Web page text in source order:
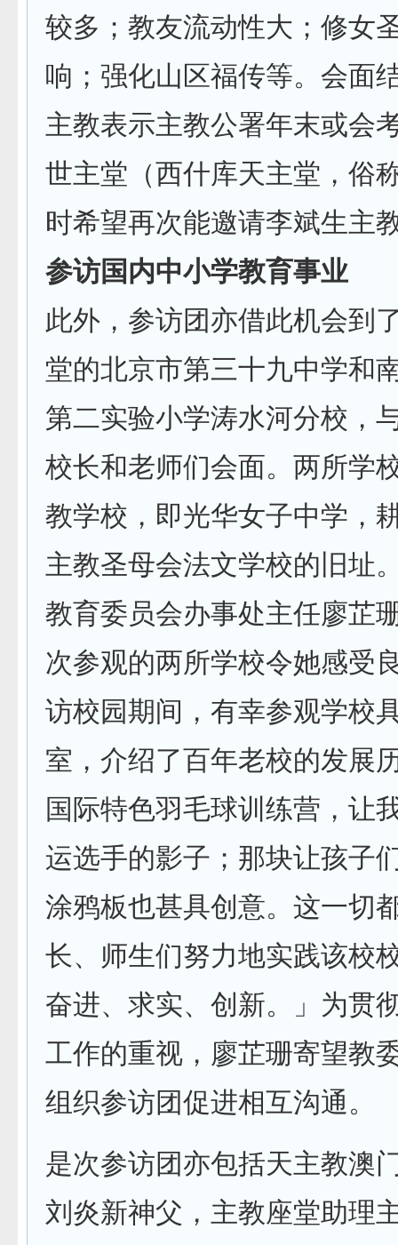
较多；教友流动性大；修女
响；强化山区福传等。会面
主教表示主教公署年末或会
世主堂（西什库天主堂，俗
时希望再次能邀请李斌生主
参访国内中小学教育事业
此外，参访团亦借此机会到
堂的北京市第三十九中学和
第二实验小学涛水河分校，
校长和老师们会面。两所学
教学校，即光华女子中学，
主教圣母会法文学校的旧址
教育委员会办事处主任廖芷
次参观的两所学校令她感受
访校园期间，有幸参观学校
室，介绍了百年老校的发展
国际特色羽毛球训练营，让
运选手的影子；那块让孩子
涂鸦板也甚具创意。这一切
长、师生们努力地实践该校
奋进、求实、创新。」为贯
工作的重视，廖芷珊寄望教
组织参访团促进相互沟通。
是次参访团亦包括天主教澳
刘炎新神父，主教座堂助理